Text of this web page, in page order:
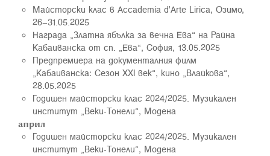
Майсторски клас в Accademia d'Arte Lirica, Озимо,
26–31.05.2025
Награда „Златна ябълка за вечна Ева“ на Райна
Кабаиванска от сп. „Ева“, София, 13.05.2025
Предпремиера на документалния филм
„Кабаиванска: Сезон XXI век“, кино „Влайкова“,
28.05.2025
Годишен майсторски клас 2024/2025. Музикален
институт „Веки-Тонели“, Моденa
април
Годишен майсторски клас 2024/2025. Музикален
институт „Веки-Тонели“, Моденa